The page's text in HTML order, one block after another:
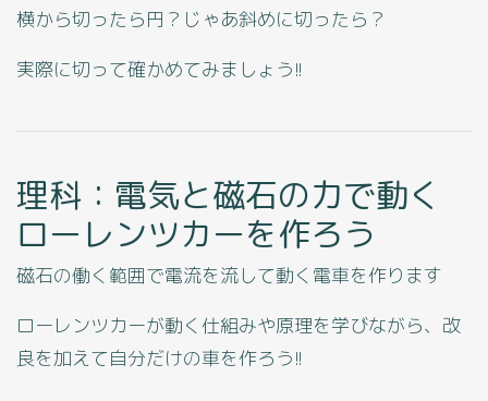
横から切ったら円？じゃあ斜めに切ったら？
実際に切って確かめてみましょう!!
理科：電気と磁石の力で動く
ローレンツカーを作ろう
磁石の働く範囲で電流を流して動く電車を作ります
ローレンツカーが動く仕組みや原理を学びながら、改
良を加えて自分だけの車を作ろう!!